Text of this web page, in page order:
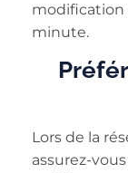
modification
minute.
Lors de la
assurez-